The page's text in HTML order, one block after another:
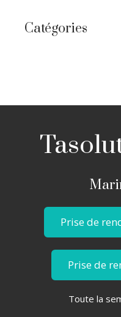
Catégories
Prise de
Prise de
Toute la